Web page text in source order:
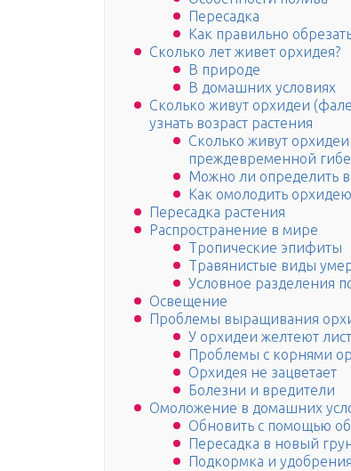
Пересадка
Как правильно
Сколько лет живет орхидея?
В природе
В домашних условиях
Сколько живут орхидеи
узнать возраст растения
Сколько живут
преждевременной
Можно ли определить
Как омолодить орхидею
Пересадка растения
Распространение в мире
Тропические эпифиты
Травянистые виды
Условное разделения
Освещение
Проблемы выращивания
У орхидеи желтеют
Проблемы с корнями
Орхидея не зацветает
Болезни и вредители
Омоложение в домашних
Обновить с помощью
Пересадка в новый
Подкормка и удобрения